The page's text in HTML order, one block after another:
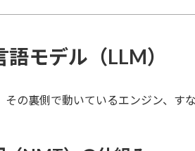
モデル（LLM）
の裏側で動いているエンジン、す